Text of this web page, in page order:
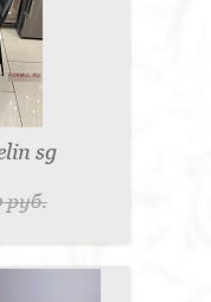
sg
руб.